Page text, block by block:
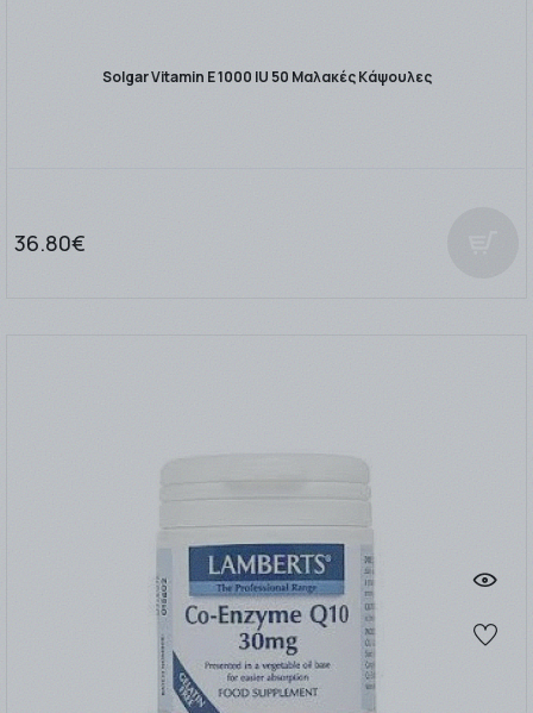
Solgar Vitamin E 1000 IU 50 Μαλακές Κάψουλες
36.80€